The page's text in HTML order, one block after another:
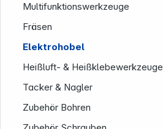
Multifunktionswerkzeuge
Fräsen
Elektrohobel
Heißluft- & Heißklebewerkzeuge
Tacker & Nagler
Zubehör Bohren